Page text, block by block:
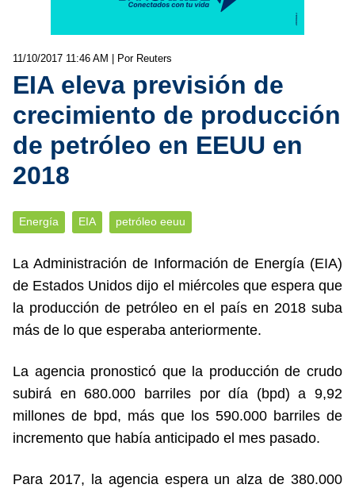
11/10/2017 11:46 AM | Por Reuters
EIA eleva previsión de
crecimiento de producción
de petróleo en EEUU en
2018
Energía EIA petróleo eeuu
La Administración de Información de Energía (EIA)
de Estados Unidos dijo el miércoles que espera que
la producción de petróleo en el país en 2018 suba
más de lo que esperaba anteriormente.
La agencia pronosticó que la producción de crudo
subirá en 680.000 barriles por día (bpd) a 9,92
millones de bpd, más que los 590.000 barriles de
incremento que había anticipado el mes pasado.
Para 2017, la agencia espera un alza de 380.000